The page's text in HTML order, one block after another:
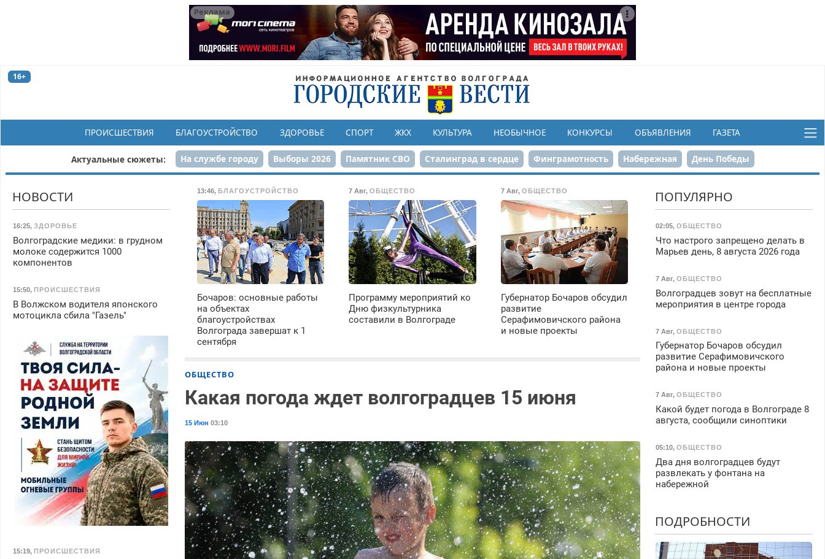
Реклама
16+
ПРОИСШЕСТВИЯ БЛАГОУСТРОЙСТВО ЗДОРОВЬЕ СПОРТ ЖКХ КУЛЬТУРА НЕОБЫЧНОЕ КОНКУРСЫ ОБЪЯВЛЕНИЯ ГАЗЕТА
Актуальные сюжеты: На службе городу Выборы 2026 Памятник СВО Сталинград в сердце Финграмотность Набережная День Победы
Реконструкция ЦПКиО 80-летие Победы Парк Героев-летчиков
13:46, БЛАГОУСТРОЙСТВО
Бочаров: основные работы
на объектах
благоустройствах
Волгограда завершат к 1
сентября
7 Авг,ОБЩЕСТВО
Программу мероприятий ко
Дню физкультурника
составили в Волгограде
7 Авг, ОБЩЕСТВО
Губернатор Бочаров обсудил
развитие
Серафимовичского района
и новые проекты
ОБЩЕСТВО
Какая погода ждет волгоградцев 15 июня
15 Июн 03:10
НОВОСТИ
16:25, ЗДОРОВЬЕ
Волгоградские медики: в грудном
молоке содержится 1000
компонентов
15:50, ПРОИСШЕСТВИЯ
В Волжском водителя японского
мотоцикла сбила "Газель"
15:19, ПРОИСШЕСТВИЯ
ПОПУЛЯРНО
02:05, ОБЩЕСТВО
Что настрого запрещено делать в
Марьев день, 8 августа 2026 года
7 Авг, ОБЩЕСТВО
Волгоградцев зовут на бесплатные
мероприятия в центре города
7 Авг, ОБЩЕСТВО
Губернатор Бочаров обсудил
развитие Серафимовичского
района и новые проекты
7 Авг, ОБЩЕСТВО
Какой будет погода в Волгограде 8
августа, сообщили синоптики
05:10, ОБЩЕСТВО
Два дня волгоградцев будут
развлекать у фонтана на
набережной
ПОДРОБНОСТИ